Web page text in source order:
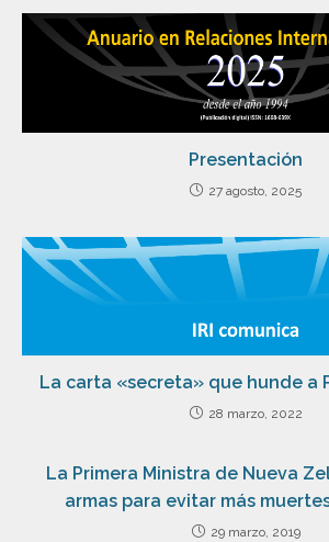
Presentación
27 agosto, 2025
La carta «secreta» que hunde a
28 marzo, 2022
La Primera Ministra de Nueva
armas para evitar más
29 marzo, 2019